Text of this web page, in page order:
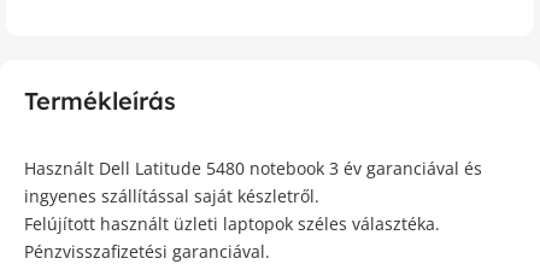
Termékleírás
Használt Dell Latitude 5480 notebook 3 év garanciával és
ingyenes szállítással saját készletről.
Felújított használt üzleti laptopok széles választéka.
Pénzvisszafizetési garanciával.